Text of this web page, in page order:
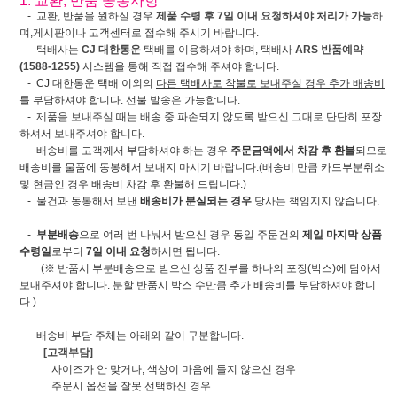
- 교환, 반품을 원하실 경우 제품 수령 후 7일 이내 요청하셔야 처리가 가능하
며,게시판이나 고객센터로 접수해 주시기 바랍니다.
- 택배사는 CJ 대한통운 택배를 이용하셔야 하며, 택배사 ARS 반품예약
(1588-1255) 시스템을 통해 직접 접수해 주셔야 합니다.
- CJ 대한통운 택배 이외의 다른 택배사로 착불로 보내주실 경우 추가 배송비
를 부담하셔야 합니다. 선불 발송은 가능합니다.
- 제품을 보내주실 때는 배송 중 파손되지 않도록 받으신 그대로 단단히 포장
하셔서 보내주셔야 합니다.
- 배송비를 고객께서 부담하셔야 하는 경우 주문금액에서 차감 후 환불되므로
배송비를 물품에 동봉해서 보내지 마시기 바랍니다.(배송비 만큼 카드부분취소
및 현금인 경우 배송비 차감 후 환불해 드립니다.)
- 물건과 동봉해서 보낸 배송비가 분실되는 경우 당사는 책임지지 않습니다.
- 부분배송으로 여러 번 나눠서 받으신 경우 동일 주문건의 제일 마지막 상품
수령일로부터 7일 이내 요청하시면 됩니다.
(※ 반품시 부분배송으로 받으신 상품 전부를 하나의 포장(박스)에 담아서
보내주셔야 합니다. 분할 반품시 박스 수만큼 추가 배송비를 부담하셔야 합니
다.)
- 배송비 부담 주체는 아래와 같이 구분합니다.
[고객부담]
사이즈가 안 맞거나, 색상이 마음에 들지 않으신 경우
주문시 옵션을 잘못 선택하신 경우